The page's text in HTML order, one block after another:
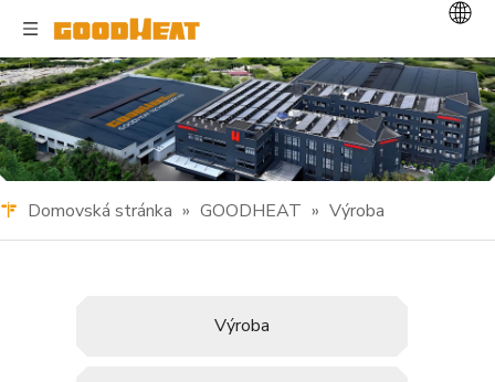
Domovská stránka » GOODHEAT » Výroba
Výroba